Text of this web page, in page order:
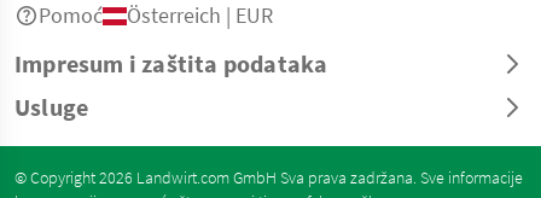
Impresum i zaštita podataka
Usluge
Pomoć Österreich | EUR
© Copyright 2026 Landwirt.com GmbH Sva prava zadržana. Sve informacije